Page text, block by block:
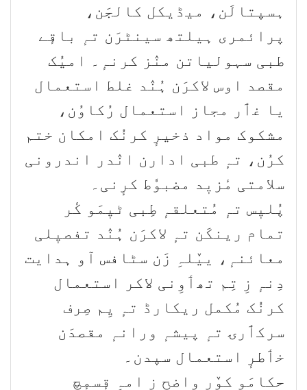
ہسپتالَن، میڈیکل کالجَن،
پرائمری ہیلتھ سینٹرَن تہٕ باقٕے
طبی سہولیاتن منٛز کرنہٕ۔ امیُک
مقصد اوس لاکرَن ہُنٛد غلط استعمال
یا غٲر مجاز استعمال رُکاوُن،
مشکوک مواد ذخیرٕ کرنُک امکان ختم
کرُن، تہٕ طبی ادارن انٛدر اندرونی
سلامتی مٔزیٖد مضبوٗط کرٕنی۔
پُلیٖس تہٕ مُتعلقہٕ طِبی ٹیٖمَو کٔر
تمام رینکَن تہٕ لاکرَن ہُنٛد تفصیٖلی
معائنہٕ، ییٚلہِ زَن سٹافس آو ہدایت
دِنہٕ زِ تِم تھٲوِنی لاکر استعمال
کرنُک مُکمل ریکارڈ تہٕ یِم صِرف
سرکٲرۍ تہٕ پیشہٕ ورانہٕ مقصدَن
خٲطرٕ استعمال سپدن۔
حکامَو کوٚر واضح زِ امہِ قٕسمٕچ